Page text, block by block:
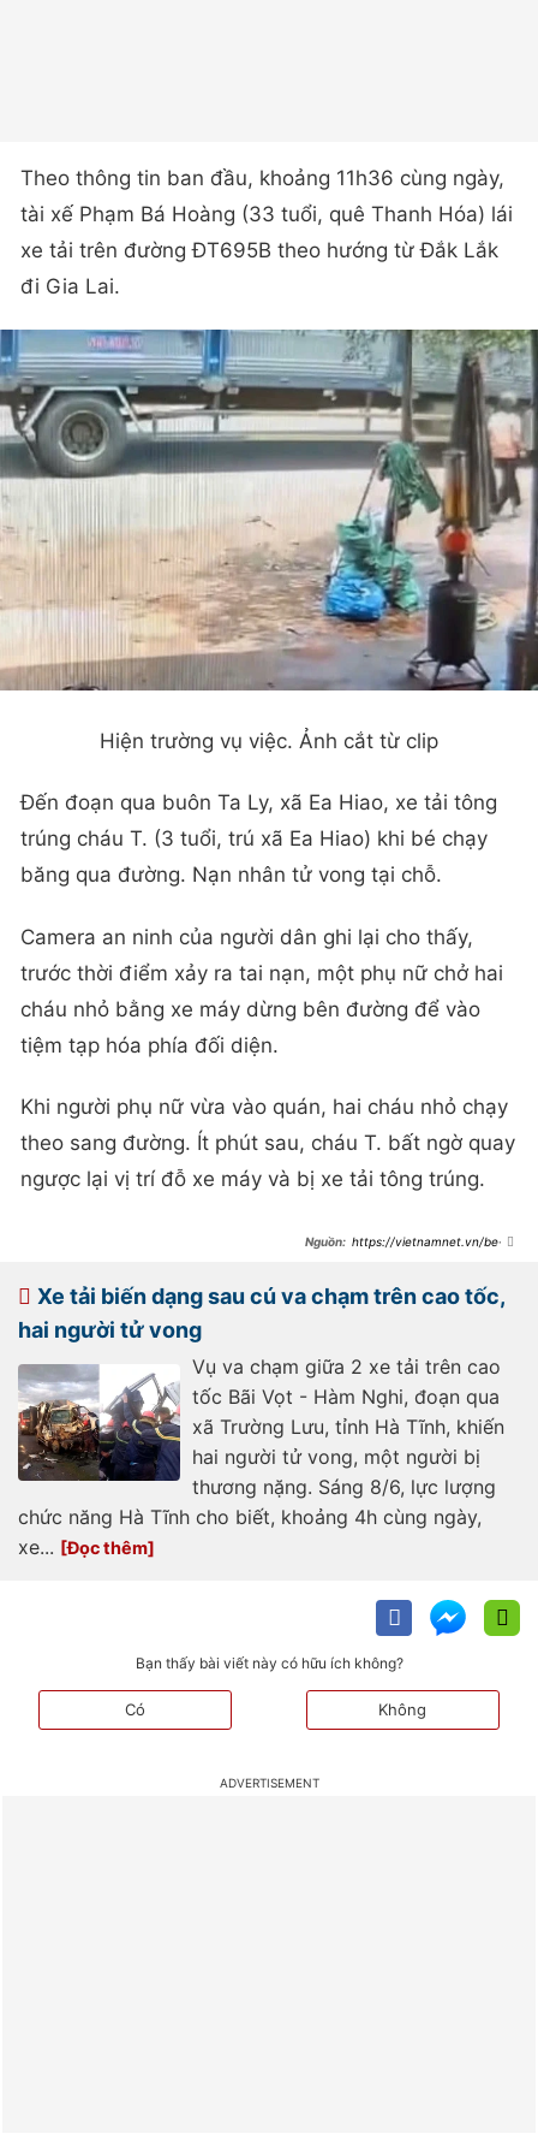
Theo thông tin ban đầu, khoảng 11h36 cùng ngày,
tài xế Phạm Bá Hoàng (33 tuổi, quê Thanh Hóa) lái
xe tải trên đường ĐT695B theo hướng từ Đắk Lắk
đi Gia Lai.
Hiện trường vụ việc. Ảnh cắt từ clip
Đến đoạn qua buôn Ta Ly, xã Ea Hiao, xe tải tông
trúng cháu T. (3 tuổi, trú xã Ea Hiao) khi bé chạy
băng qua đường. Nạn nhân tử vong tại chỗ.
Camera an ninh của người dân ghi lại cho thấy,
trước thời điểm xảy ra tai nạn, một phụ nữ chở hai
cháu nhỏ bằng xe máy dừng bên đường để vào
tiệm tạp hóa phía đối diện.
Khi người phụ nữ vừa vào quán, hai cháu nhỏ chạy
theo sang đường. Ít phút sau, cháu T. bất ngờ quay
ngược lại vị trí đỗ xe máy và bị xe tải tông trúng.
https://vietnamnet.vn/be-
Xe tải biến dạng sau cú va chạm trên cao tốc,
hai người tử vong
Vụ va chạm giữa 2 xe tải trên cao
tốc Bãi Vọt - Hàm Nghi, đoạn qua
xã Trường Lưu, tỉnh Hà Tĩnh, khiến
hai người tử vong, một người bị
thương nặng. Sáng 8/6, lực lượng
chức năng Hà Tĩnh cho biết, khoảng 4h cùng ngày,
xe...
Bạn thấy bài viết này có hữu ích không?
Có Không